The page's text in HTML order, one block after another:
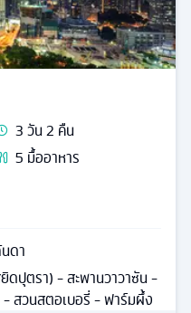
3วัน2 คืน
5 มื้ออาหาร
ดา
ปุตรา) - สะพานวาวาซัน -
- สวนสตอเบอรี่ - ฟาร์มผึ้ง